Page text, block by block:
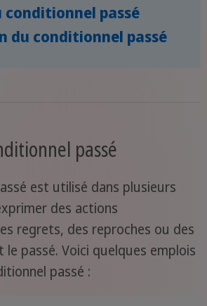
conditionnel passé
du conditionnel passé
passé
est utilisé dans plusieurs
des actions
regrets, des reproches ou des
le passé. Voici quelques emplois
passé :